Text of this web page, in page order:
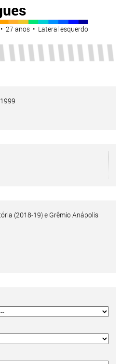
27 anos • Lateral esquerdo
(2018-19) e Grêmio Anápolis